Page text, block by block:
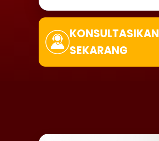
KONSULTASIKAN
SEKARANG